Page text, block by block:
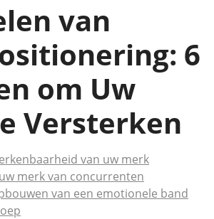
van
6
om Uw
Versterken
van uw merk
merk van concurrenten
van een emotionele band